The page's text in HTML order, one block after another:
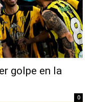
golpe en la
0